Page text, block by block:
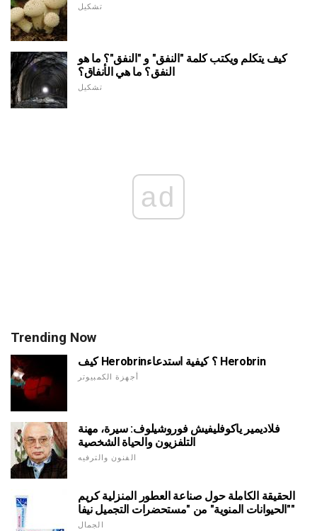
تشكيل
كيف يتكلم ويكتب كلمة "النفق" و "النفق"؟ ما هو
النفق؟ ما هي الأنفاق؟
تشكيل
ad
Trending Now
كيف Herobrin؟ كيفية استدعاء Herobrin
أجهزة الكمبيوتر
فلاديمير ياكوفليفيش فوروشيلوف: سيرة، مهنة
التلفزيون والحياة الشخصية
الفنون والترفيه
الحقيقة الكاملة حول صناعة العطور المنزلية كريم
"الحيوانات المنوية" من "مستحضرات التجميل نيفا"
الجمال